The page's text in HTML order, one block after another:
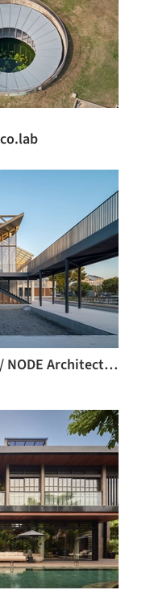
Wujiang Wedding Hall / NODE Architecture & Urbanism